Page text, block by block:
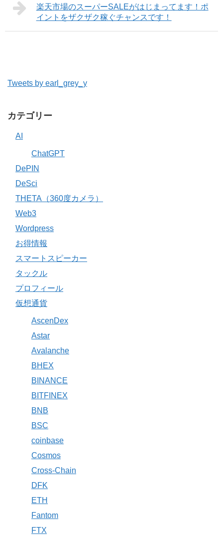
楽天市場のスーパーSALEがはじまってます！ポ
イントをザクザク稼ぐチャンスです！
Tweets by earl_grey_y
カテゴリー
AI
ChatGPT
DePIN
DeSci
THETA（360度カメラ）
Web3
Wordpress
お得情報
スマートスピーカー
タックル
プロフィール
仮想通貨
AscenDex
Astar
Avalanche
BHEX
BINANCE
BITFINEX
BNB
BSC
coinbase
Cosmos
Cross-Chain
DFK
ETH
Fantom
FTX